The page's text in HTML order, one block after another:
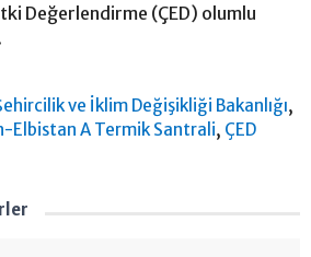
Değerlendirme (ÇED) olumlu
ve İklim Değişikliği Bakanlığı,
Elbistan A Termik Santrali, ÇED